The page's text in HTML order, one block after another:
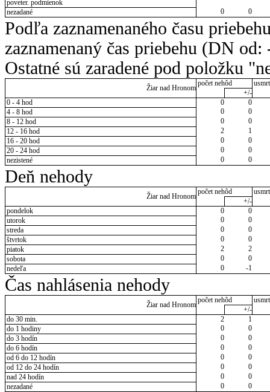
poveter. podmienok
nezadané
0 0
Podľa zaznamenaného času
zaznamenaný čas priebehu (DN
Ostatné sú zaradené pod položku
Žiar nad Hronom
počet nehôd
+/-
0 - 4 hod
0
0
4 - 8 hod
0
0
8 - 12 hod
0
0
12 - 16 hod
2
1
16 - 20 hod
0
0
20 - 24 hod
0
0
nezistené
0 0
Deň nehody
Žiar nad Hronom
počet nehôd
+/-
pondelok
0
0
utorok
0
0
streda
0
0
štvrtok
0
0
piatok
2
2
sobota
0
0
nedeľa
0 -1
Čas nahlásenia nehody
Žiar nad Hronom
počet nehôd
+/-
do 30 min.
2
1
do 1 hodiny
0
0
do 3 hodín
0
0
do 6 hodín
0
0
od 6 do 12 hodín
0
0
od 12 do 24 hodín
0
0
nad 24 hodín
0
0
nezadané
0 0